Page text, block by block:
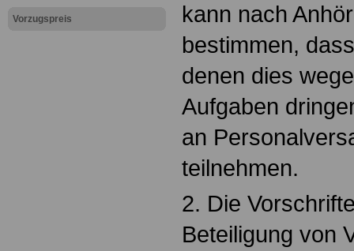
Vorzugspreis
kann nach
bestimmen,
denen dies
Aufgaben
an
teilnehmen.
2. Die
Beteiligung von